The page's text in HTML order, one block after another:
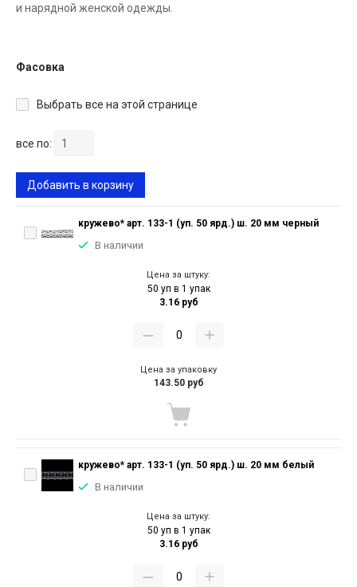
и нарядной женской одежды.
Фасовка
Выбрать все на этой странице
все по:
Добавить в корзину
кружево* арт. 133-1 (уп. 50 ярд.) ш. 20 мм черный
В наличии
Цена за штуку:
50 уп в 1 упак
3.16 руб
Цена за упаковку
143.50 руб
кружево* арт. 133-1 (уп. 50 ярд.) ш. 20 мм белый
В наличии
Цена за штуку:
50 уп в 1 упак
3.16 руб